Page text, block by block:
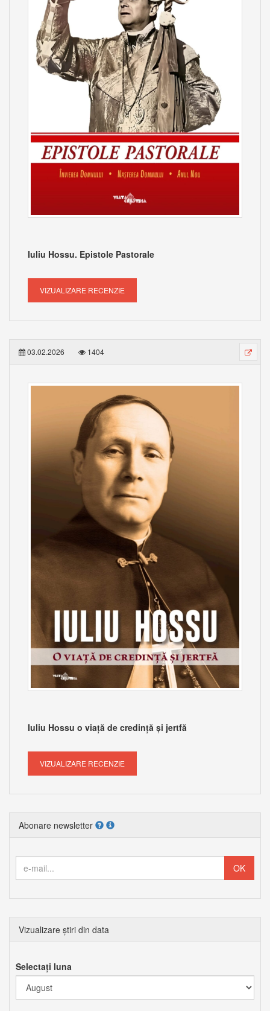
Iuliu Hossu. Epistole Pastorale
VIZUALIZARE RECENZIE
03.02.2026 1404
Iuliu Hossu o viață de credință și jertfă
VIZUALIZARE RECENZIE
Abonare newsletter
Vizualizare știri din data
Selectați luna